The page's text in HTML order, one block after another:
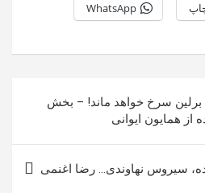
WhatsApp
سرخ خواهد ماند! – بخش
از همایون ایوانی
سیروس نهاوندی… رضا اغنمی